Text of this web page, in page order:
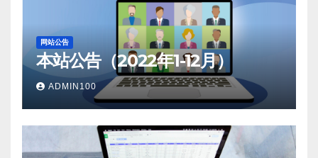
网站公告
本站公告（2022年1-12月）
ADMIN100